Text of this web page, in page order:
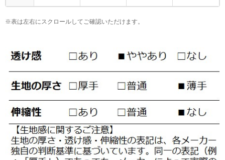
※表は左右にスクロールしてご確認いただけます。